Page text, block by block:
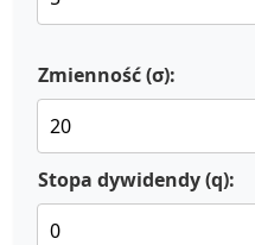
Zmienność (σ):
Stopa dywidendy (q):